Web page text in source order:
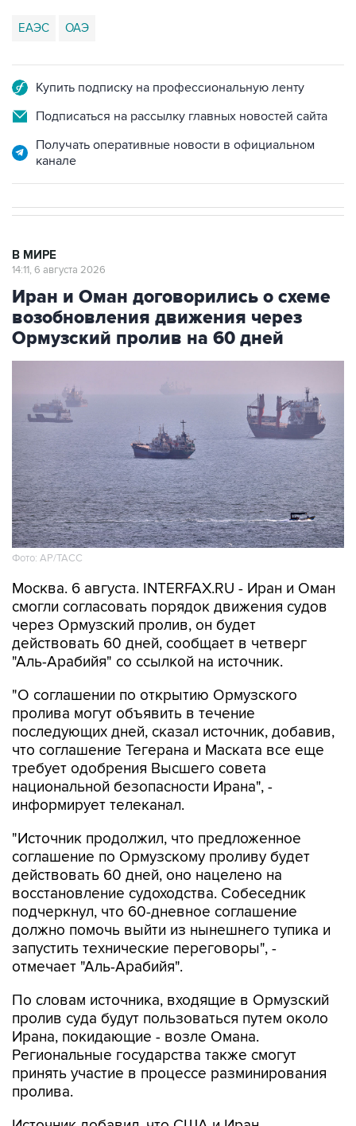
ЕАЭС ОАЭ
Купить подписку на профессиональную ленту
Подписаться на рассылку главных новостей сайта
Получать оперативные новости в официальном
канале
В МИРЕ
14:11, 6 августа 2026
Иран и Оман договорились о схеме
возобновления движения через
Ормузский пролив на 60 дней
Фото: AP/ТАСС
Москва. 6 августа. INTERFAX.RU - Иран и Оман
смогли согласовать порядок движения судов
через Ормузский пролив, он будет
действовать 60 дней, сообщает в четверг
"Аль-Арабийя" со ссылкой на источник.
"О соглашении по открытию Ормузского
пролива могут объявить в течение
последующих дней, сказал источник, добавив,
что соглашение Тегерана и Маската все еще
требует одобрения Высшего совета
национальной безопасности Ирана", -
информирует телеканал.
"Источник продолжил, что предложенное
соглашение по Ормузскому проливу будет
действовать 60 дней, оно нацелено на
восстановление судоходства. Собеседник
подчеркнул, что 60-дневное соглашение
должно помочь выйти из нынешнего тупика и
запустить технические переговоры", -
отмечает "Аль-Арабийя".
По словам источника, входящие в Ормузский
пролив суда будут пользоваться путем около
Ирана, покидающие - возле Омана.
Региональные государства также смогут
принять участие в процессе разминирования
пролива.